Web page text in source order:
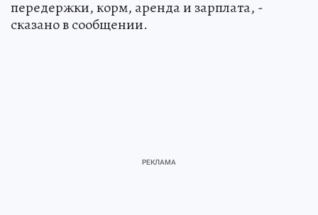
передержки, корм, аренда и зарплата, -
сказано в сообщении.